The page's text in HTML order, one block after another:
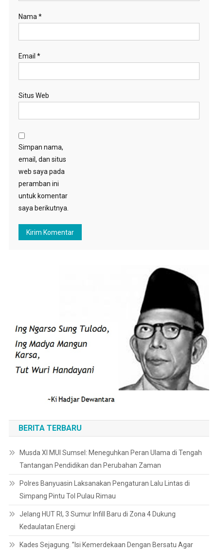
Nama*
Email *
Situs Web
Simpan nama,
email, dan situs
web saya pada
peramban ini
untuk komentar
saya berikutnya.
BERITA TERBARU
Musda XI MUI Sumsel: Meneguhkan Peran Ulama di Tengah
Tantangan Pendidikan dan Perubahan Zaman
Polres Banyuasin Laksanakan Pengaturan Lalu Lintas di
Simpang Pintu Tol Pulau Rimau
Jelang HUT RI, 3 Sumur Infill Baru di Zona 4 Dukung
Kedaulatan Energi
Kades Sejagung. ”Isi Kemerdekaan Dengan Bersatu Agar